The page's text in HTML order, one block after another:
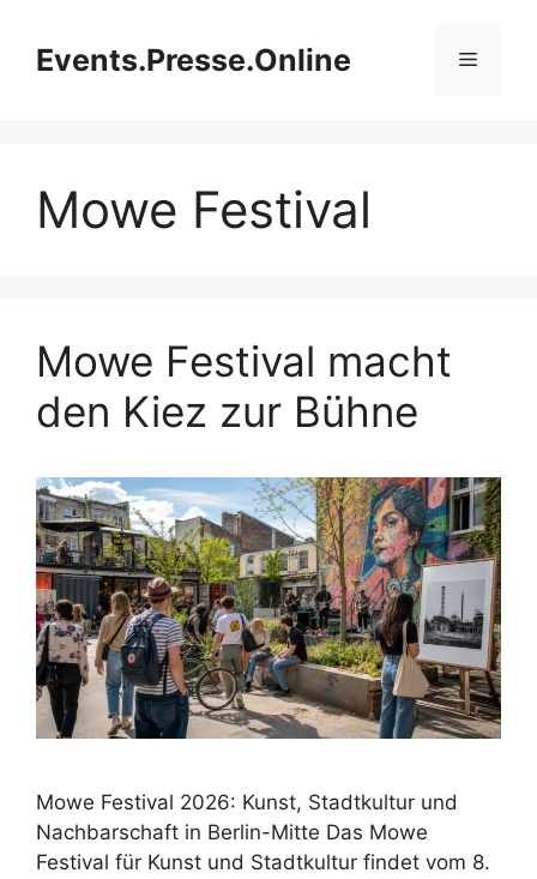
Inhalt
springen
Events.Presse.Online Menü
Mowe Festival
Mowe Festival macht
den Kiez zur Bühne
Mowe Festival 2026: Kunst, Stadtkultur und
Nachbarschaft in Berlin-Mitte Das Mowe
Festival für Kunst und Stadtkultur findet vom 8.